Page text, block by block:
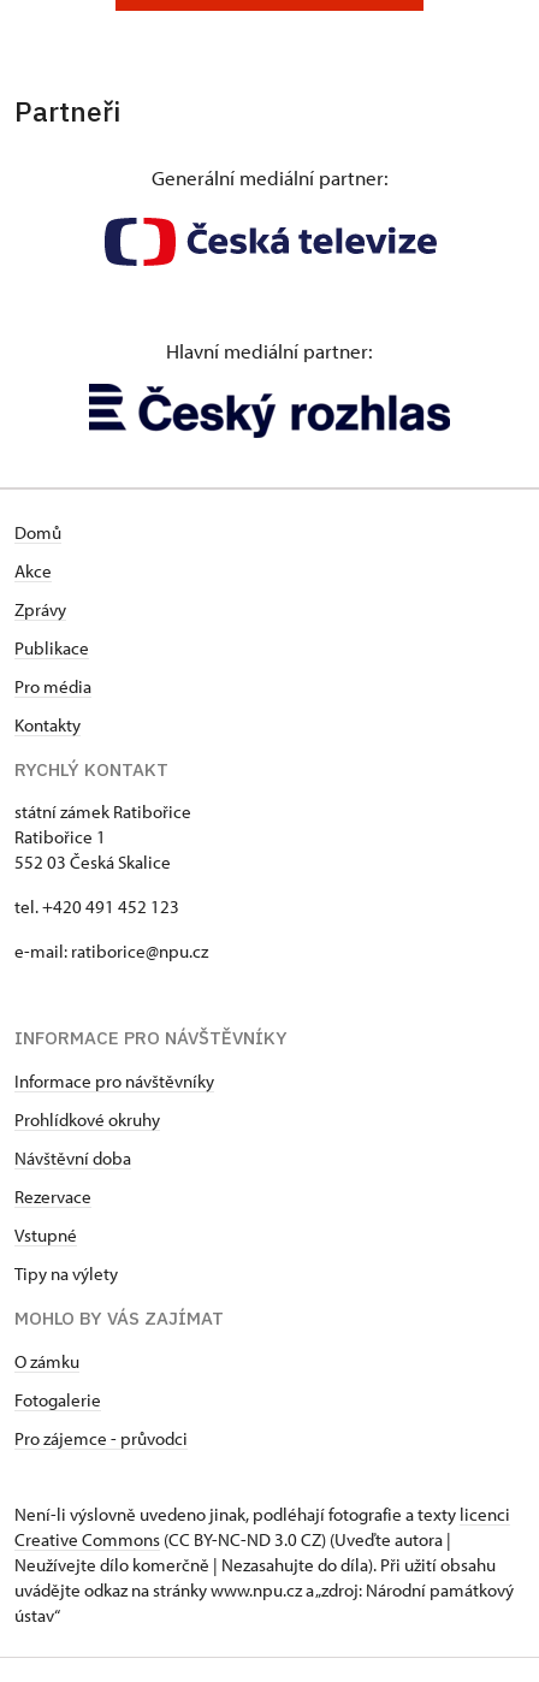
Partneři
Generální mediální partner:
Hlavní mediální partner:
Domů
Akce
Zprávy
Publikace
Pro média
Kontakty
RYCHLÝ KONTAKT
státní zámek Ratibořice
Ratibořice 1
552 03 Česká Skalice
tel. +420 491 452 123
e-mail: ratiborice@npu.cz
INFORMACE PRO NÁVŠTĚVNÍKY
Informace pro návštěvníky
Prohlídkové okruhy
Návštěvní doba
Rezervace
Vstupné
Tipy na výlety
MOHLO BY VÁS ZAJÍMAT
O zámku
Fotogalerie
Pro zájemce - průvodci
Není-li výslovně uvedeno jinak, podléhají fotografie a texty licenci
Creative Commons (CC BY-NC-ND 3.0 CZ) (Uveďte autora |
Neužívejte dílo komerčně | Nezasahujte do díla). Při užití obsahu
uvádějte odkaz na stránky www.npu.cz a „zdroj: Národní památkový
ústav“